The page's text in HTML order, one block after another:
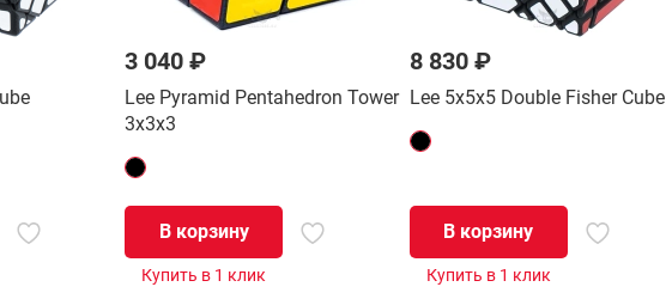
3 040 ₽
Lee Pyramid Pentahedron Tower
3x3x3
В корзину
Купить в 1 клик
8 830 ₽
Lee 5x5x5 Double Fisher Cube
В корзину
Купить в 1 клик